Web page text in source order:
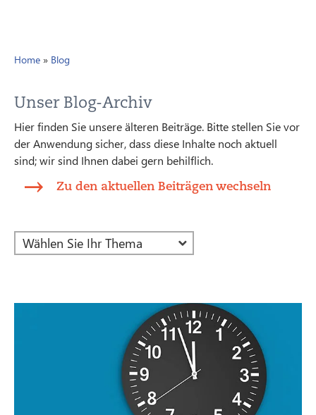
Home » Blog
Unser Blog-Archiv
Hier finden Sie unsere älteren Beiträge. Bitte stellen Sie vor
der Anwendung sicher, dass diese Inhalte noch aktuell
sind; wir sind Ihnen dabei gern behilflich.
Zu den aktuellen Beiträgen wechseln